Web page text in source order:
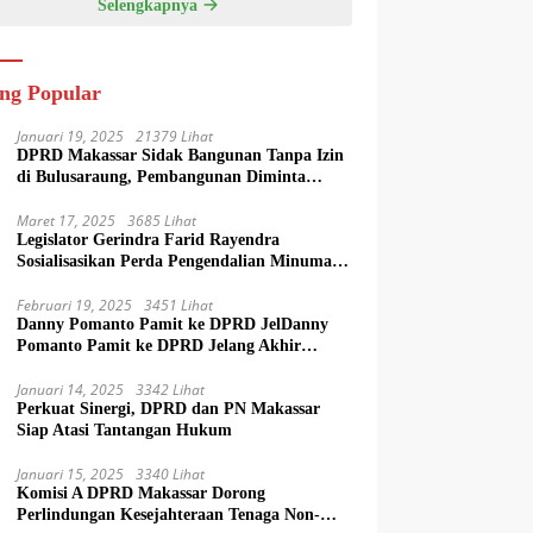
Selengkapnya
Popular
Januari 19, 2025 21379 Lihat
DPRD Makassar Sidak Bangunan Tanpa Izin
di Bulusaraung, Pembangunan Diminta
Maret 17, 2025 3685 Lihat
Legislator Gerindra Farid Rayendra
Sosialisasikan Perda Pengendalian Minuman
Februari 19, 2025 3451 Lihat
Danny Pomanto Pamit ke DPRD JelDanny
Pomanto Pamit ke DPRD Jelang Akhir
Jabatan Wali Kota Makassar
Januari 14, 2025 3342 Lihat
Perkuat Sinergi, DPRD dan PN Makassar
Siap Atasi Tantangan Hukum
Januari 15, 2025 3340 Lihat
Komisi A DPRD Makassar Dorong
Perlindungan Kesejahteraan Tenaga Non-